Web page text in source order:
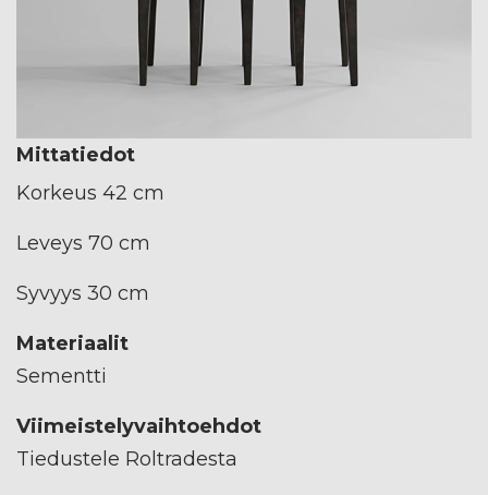
Mittatiedot
Korkeus 42 cm
Leveys 70 cm
Syvyys 30 cm
Materiaalit
Sementti
Viimeistelyvaihtoehdot
Tiedustele Roltradesta